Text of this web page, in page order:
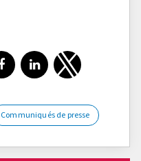
Partager sur Facebook
Partager surPartager sur
Communiqués de presse